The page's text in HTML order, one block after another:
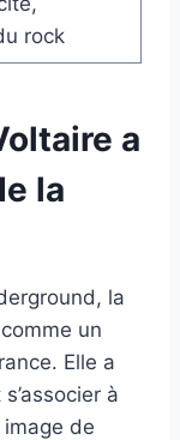
rock
a
la
la
un
Elle a
à
de